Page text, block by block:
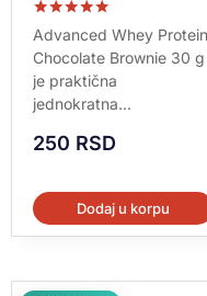
Ocenjeno sa
5.00
od 5
Advanced Whey Protein
Chocolate Brownie 30 g
je praktična
jednokratna...
250 RSD
Dodaj u korpu